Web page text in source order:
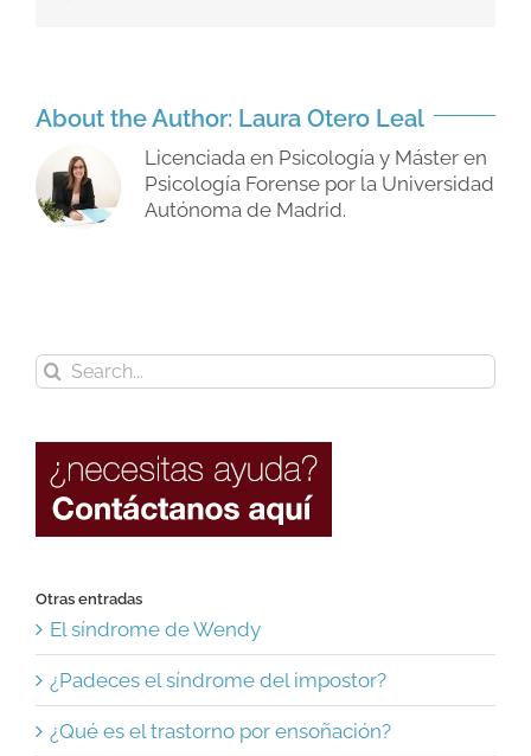
About the Author: Laura Otero Leal
Licenciada en Psicología y Máster en
Psicología Forense por la Universidad
Autónoma de Madrid.
Search
for:
Otras entradas
El síndrome de Wendy
¿Padeces el síndrome del impostor?
¿Qué es el trastorno por ensoñación?